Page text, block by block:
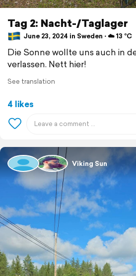
Tag 2: Nacht-/Taglager
June 23, 2024 in Sweden ⋅ ☁️ 13 °C
Die Sonne wollte uns auch in
verlassen. Nett hier!
See translation
4 likes
Viking Sun